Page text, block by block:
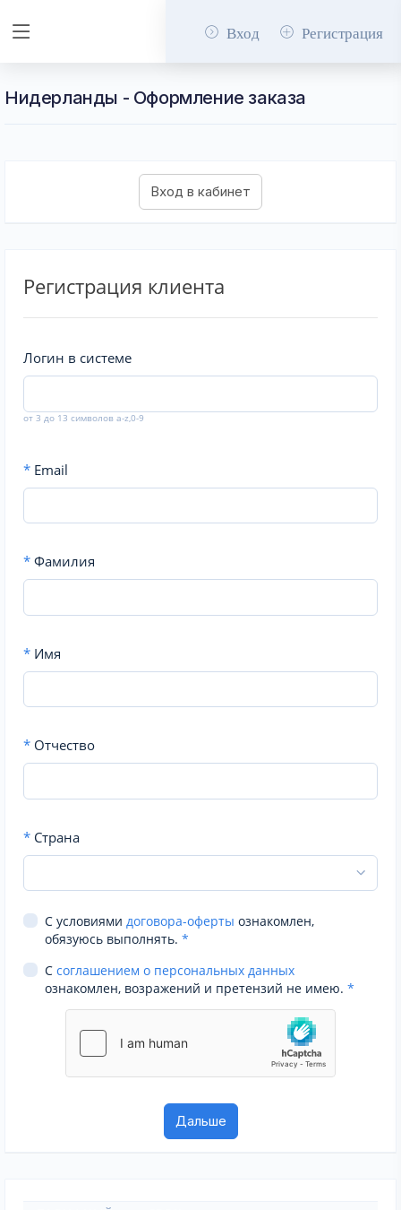
Вход Регистрация
Нидерланды - Оформление заказа
Регистрация клиента
Логин в системе
от 3 до 13 символов a-z,0-9
* Email
* Фамилия
* Имя
* Отчество
* Страна
С условиями договора-оферты ознакомлен,
обязуюсь выполнять. *
С соглашением о персональных данных
ознакомлен, возражений и претензий не имею. *